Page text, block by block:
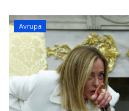
Avrupa